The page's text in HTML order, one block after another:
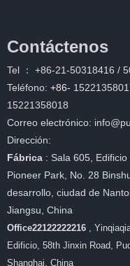
Contáctenos
Tel ： +86-21-50318416 /
Teléfono: +86-
15221358018
Correo electrónico:
Dirección:
Fábrica : Sala 605,
Pioneer Park, No. 28
desarrollo, ciudad de
Jiangsu, China
Office22122222216 ,
Edificio, 58th Jinxin Road,
Shanghai, China